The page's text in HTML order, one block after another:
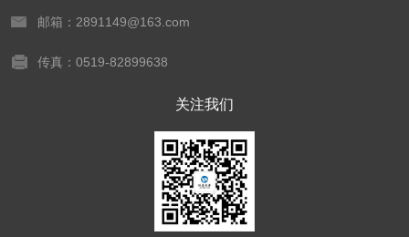
邮箱：2891149@163.com
传真：0519-82899638
关注我们